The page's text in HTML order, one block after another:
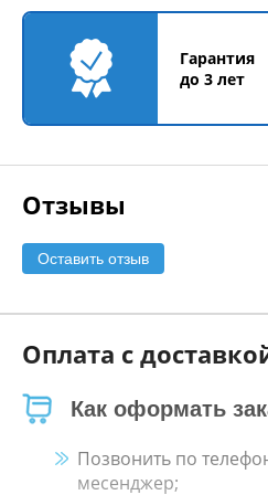
Гарантия
до 3 лет
Отзывы
Оставить отзыв
Оплата с
Как оформать
Позвонить по
месенджер;